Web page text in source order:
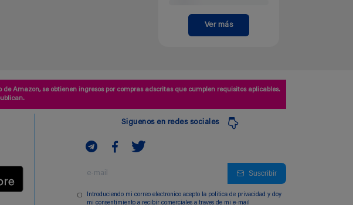
Ver más
Amazon, se obtienen ingresos por compras adscritas que cumplen requisitos aplicables.
Siguenos en redes sociales
Suscribir
Introduciendo mi correo electronico acepto la politica de privacidad y doy
mi consentimiento a recibir comerciales a traves de mi e-mail